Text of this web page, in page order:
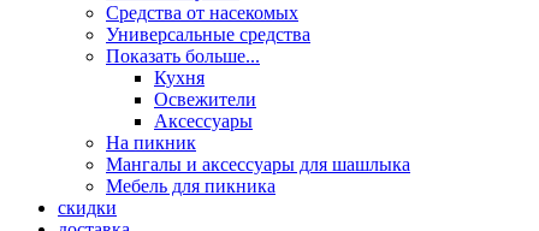
Средства от насекомых
Универсальные средства
Показать больше...
Кухня
Освежители
Аксессуары
На пикник
Мангалы и аксессуары для шашлыка
Мебель для пикника
скидки